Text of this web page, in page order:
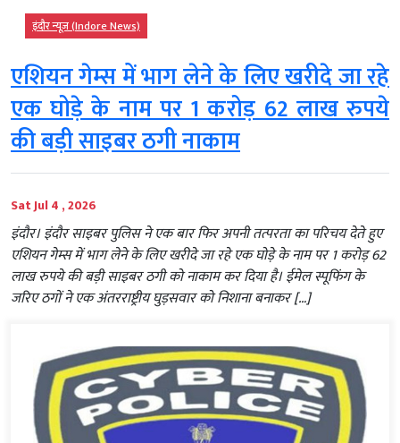
इंदौर न्यूज़ (Indore News)
एशियन गेम्स में भाग लेने के लिए खरीदे जा रहे
एक घोड़े के नाम पर 1 करोड़ 62 लाख रुपये
की बड़ी साइबर ठगी नाकाम
Sat Jul 4 , 2026
इंदौर। इंदौर साइबर पुलिस ने एक बार फिर अपनी तत्परता का परिचय देते हुए
एशियन गेम्स में भाग लेने के लिए खरीदे जा रहे एक घोड़े के नाम पर 1 करोड़ 62
लाख रुपये की बड़ी साइबर ठगी को नाकाम कर दिया है। ईमेल स्पूफिंग के
जरिए ठगों ने एक अंतरराष्ट्रीय घुड़सवार को निशाना बनाकर […]